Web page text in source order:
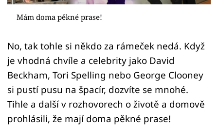
Přihlášení
Sledujte nás
Mám doma pěkné prase!
No, tak tohle si někdo za rámeček nedá. Když
je vhodná chvíle a celebrity jako David
Beckham, Tori Spelling nebo George Clooney
si pustí pusu na špacír, dozvíte se mnohé.
Tihle a další v rozhovorech o životě a domově
prohlásili, že mají doma pěkné prase!